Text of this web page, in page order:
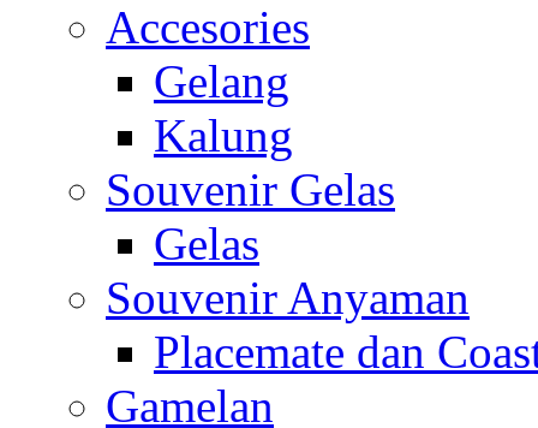
Accesories
Gelang
Kalung
Souvenir Gelas
Gelas
Souvenir Anyaman
Placemate dan
Gamelan